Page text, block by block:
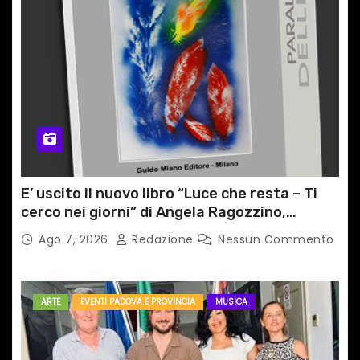
E’ uscito il nuovo libro “Luce che resta – Ti
cerco nei giorni” di Angela Ragozzino,
medico primario di Capua
Ago 7, 2026 Redazione Nessun Commento
ARTE EVENTI PADOVA E PROVINCIA MUSICA